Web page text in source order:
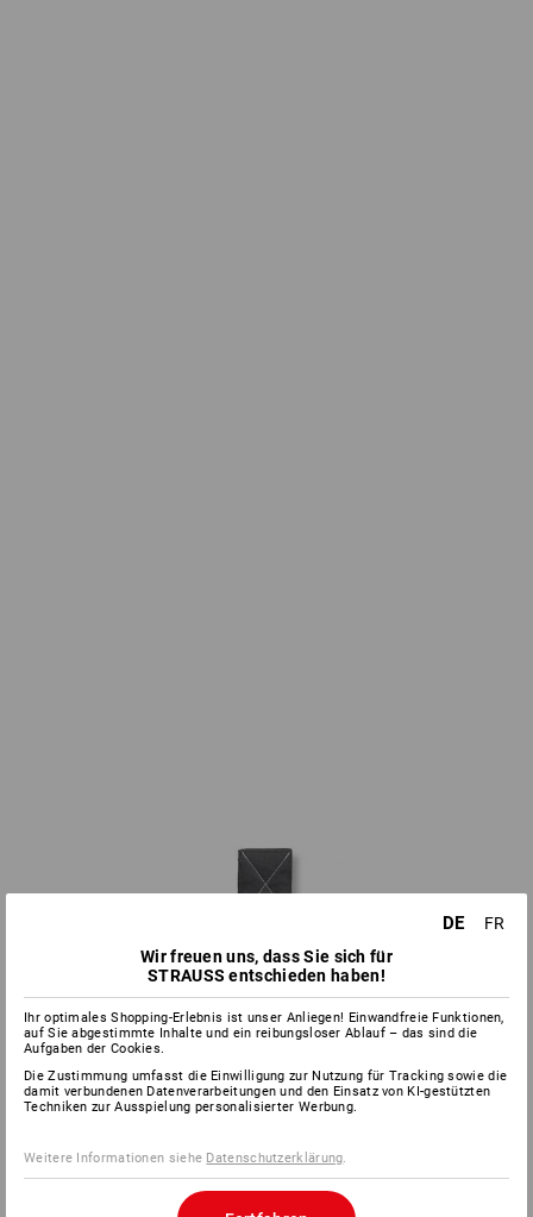
DE
FR
Wir freuen uns, dass Sie sich für
STRAUSS entschieden haben!
Ihr optimales Shopping-Erlebnis ist unser Anliegen! Einwandfreie Funktionen,
auf Sie abgestimmte Inhalte und ein reibungsloser Ablauf – das sind die
Aufgaben der Cookies.
Die Zustimmung umfasst die Einwilligung zur Nutzung für Tracking sowie die
damit verbundenen Datenverarbeitungen und den Einsatz von KI-gestützten
Techniken zur Ausspielung personalisierter Werbung.
Weitere Informationen siehe Datenschutzerklärung.